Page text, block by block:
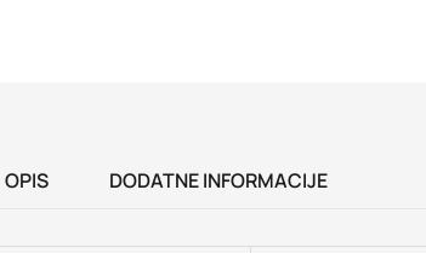
OPIS DODATNE INFORMACIJE